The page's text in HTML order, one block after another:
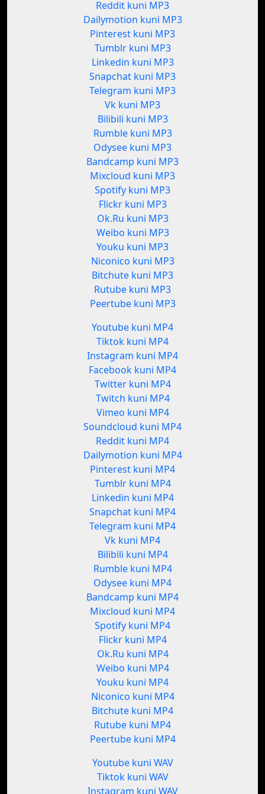
Reddit kuni MP3
Dailymotion kuni MP3
Pinterest kuni MP3
Tumblr kuni MP3
Linkedin kuni MP3
Snapchat kuni MP3
Telegram kuni MP3
Vk kuni MP3
Bilibili kuni MP3
Rumble kuni MP3
Odysee kuni MP3
Bandcamp kuni MP3
Mixcloud kuni MP3
Spotify kuni MP3
Flickr kuni MP3
Ok.Ru kuni MP3
Weibo kuni MP3
Youku kuni MP3
Niconico kuni MP3
Bitchute kuni MP3
Rutube kuni MP3
Peertube kuni MP3
Youtube kuni MP4
Tiktok kuni MP4
Instagram kuni MP4
Facebook kuni MP4
Twitter kuni MP4
Twitch kuni MP4
Vimeo kuni MP4
Soundcloud kuni MP4
Reddit kuni MP4
Dailymotion kuni MP4
Pinterest kuni MP4
Tumblr kuni MP4
Linkedin kuni MP4
Snapchat kuni MP4
Telegram kuni MP4
Vk kuni MP4
Bilibili kuni MP4
Rumble kuni MP4
Odysee kuni MP4
Bandcamp kuni MP4
Mixcloud kuni MP4
Spotify kuni MP4
Flickr kuni MP4
Ok.Ru kuni MP4
Weibo kuni MP4
Youku kuni MP4
Niconico kuni MP4
Bitchute kuni MP4
Rutube kuni MP4
Peertube kuni MP4
Youtube kuni WAV
Tiktok kuni WAV
Instagram kuni WAV